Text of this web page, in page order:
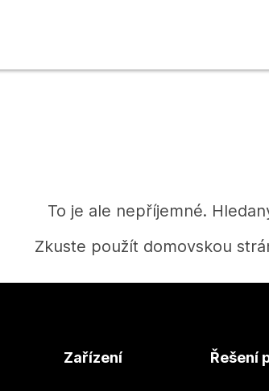
To je ale nepříjemné.
Zkuste použít domovskou
Potřebujete
Zařízení Řešení